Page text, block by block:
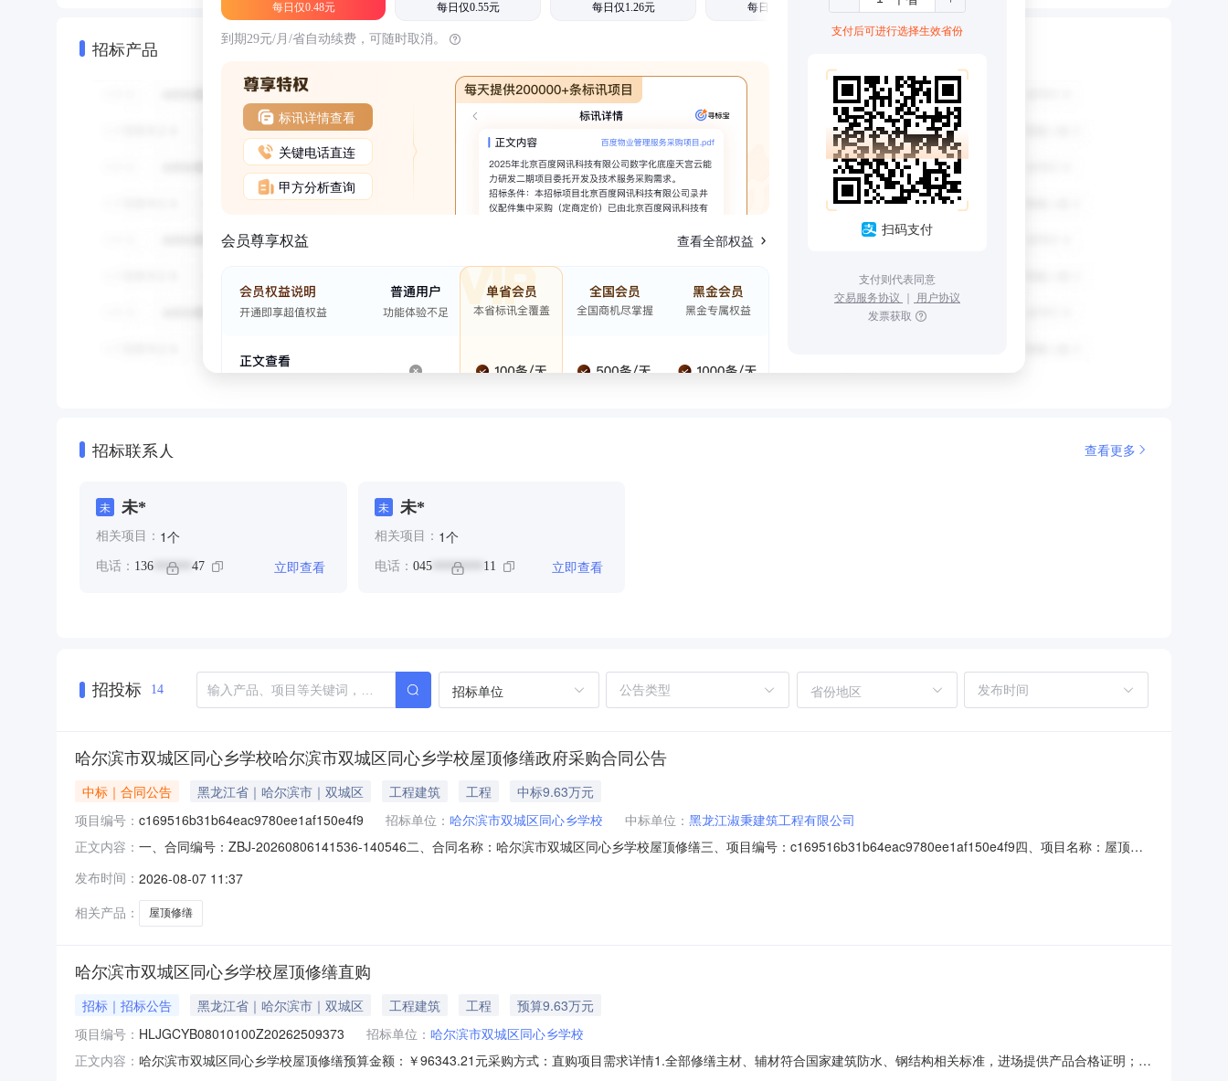
招标产品
每日仅0.48元 每日仅0.55元 每日仅1.26元 每日仅1.08元
到期29元/月/省自动续费，可随时取消。
标讯详情查看
关键电话直连
甲方分析查询
会员尊享权益 查看全部权益
支付后可进行选择生效省份
扫码支付
支付则代表同意
交易服务协议 ｜ 用户协议
发票获取
招标联系人 查看更多
未 未*
相关项目： 1个
电话： 136 ****** 47 立即查看
未 未*
相关项目： 1个
电话： 045******** 11 立即查看
招投标 14 招标单位 省份地区
哈尔滨市双城区同心乡学校哈尔滨市双城区同心乡学校屋顶修缮政府采购合同公告
中标｜合同公告 黑龙江省｜哈尔滨市｜双城区 工程建筑 工程
中标9.63万元
项目编号： c169516b31b64eac9780ee1af150e4f9 招标单位： 哈尔滨市双城区同心乡学校 中标单位： 黑龙江淑秉建筑工程有限公司
正文内容： 一、合同编号：ZBJ-20260806141536-140546二、合同名称：哈尔滨市双城区同心乡学校屋顶修缮三、项目编号：c169516b31b64eac9780ee1af150e4f9四、项目名称：屋顶修
省哈尔滨高新技术产业开发区科技创新城创新创业广场19号楼（创新一路699号）B533-171室联系方式：18724658688六、合同主要信
发布时间： 2026-08-07 11:37
相关产品：
屋顶修缮
哈尔滨市双城区同心乡学校屋顶修缮直购
招标｜招标公告 黑龙江省｜哈尔滨市｜双城区 工程建筑 工程
预算9.63万元
项目编号： HLJGCYB08010100Z20262509373 招标单位： 哈尔滨市双城区同心乡学校
正文内容： 哈尔滨市双城区同心乡学校屋顶修缮预算金额：￥96343.21元采购方式：直购项目需求详情1.全部修缮主材、辅材符合国家建筑防水、钢结构相关标准，进场提供产品合格证明；2.